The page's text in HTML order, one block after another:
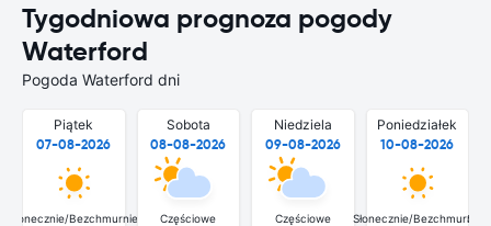
Tygodniowa prognoza pogody
Waterford
Pogoda Waterford dni
Piątek
07-08-2026
Słonecznie/Bezchmurnie
Sobota
08-08-2026
Częściowe
Niedziela
09-08-2026
Częściowe
Poniedziałek
10-08-2026
Słonecznie/Bezchmurnie